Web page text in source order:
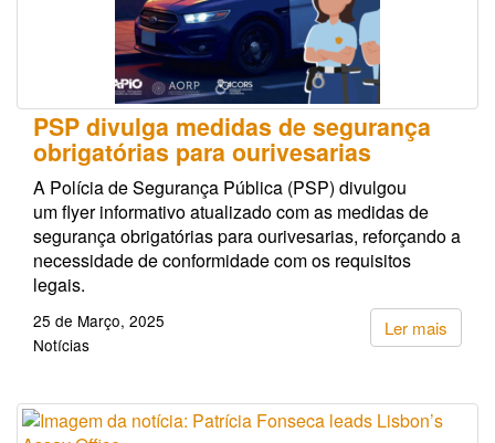
PSP divulga medidas de segurança
obrigatórias para ourivesarias
A Polícia de Segurança Pública (PSP) divulgou
um flyer informativo atualizado com as medidas de
segurança obrigatórias para ourivesarias, reforçando a
necessidade de conformidade com os requisitos
legais.
Ler mais
25 de Março, 2025
Notícias